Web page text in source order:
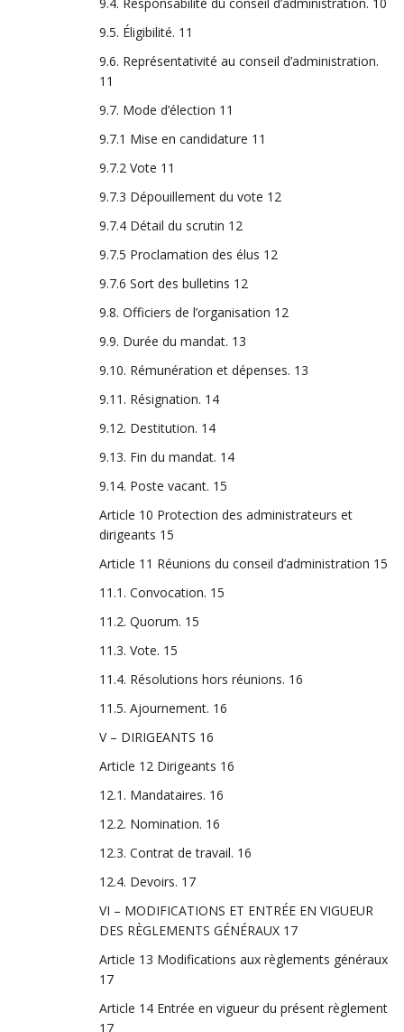
9.5. Éligibilité. 11
9.6. Représentativité au conseil d’administration.
11
9.7. Mode d’élection 11
9.7.1 Mise en candidature 11
9.7.2 Vote 11
9.7.3 Dépouillement du vote 12
9.7.4 Détail du scrutin 12
9.7.5 Proclamation des élus 12
9.7.6 Sort des bulletins 12
9.8. Officiers de l’organisation 12
9.9. Durée du mandat. 13
9.10. Rémunération et dépenses. 13
9.11. Résignation. 14
9.12. Destitution. 14
9.13. Fin du mandat. 14
9.14. Poste vacant. 15
Article 10 Protection des administrateurs et
dirigeants 15
Article 11 Réunions du conseil d’administration 15
11.1. Convocation. 15
11.2. Quorum. 15
11.3. Vote. 15
11.4. Résolutions hors réunions. 16
11.5. Ajournement. 16
V – DIRIGEANTS 16
Article 12 Dirigeants 16
12.1. Mandataires. 16
12.2. Nomination. 16
12.3. Contrat de travail. 16
12.4. Devoirs. 17
VI – MODIFICATIONS ET ENTRÉE EN VIGUEUR
DES RÈGLEMENTS GÉNÉRAUX 17
Article 13 Modifications aux règlements généraux
17
Article 14 Entrée en vigueur du présent règlement
17